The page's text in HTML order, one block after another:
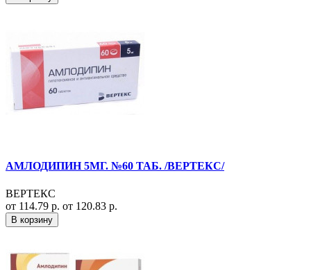
АМЛОДИПИН 5МГ. №60 ТАБ. /ВЕРТЕКС/
ВЕРТЕКС
от 114.79 р. от 120.83 р.
В корзину